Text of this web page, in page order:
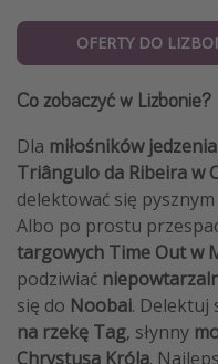
OFERTY DO
Co zobaczyć w Lizbonie?
Dla miłośników jedzenia
Triângulo da Ribeira w
delektować się pysznym
Albo po prostu
targowych Time Out w
podziwiać
się do Noobai. Delektuj
na rzekę Tag, słynny
Chrystusa Króla.